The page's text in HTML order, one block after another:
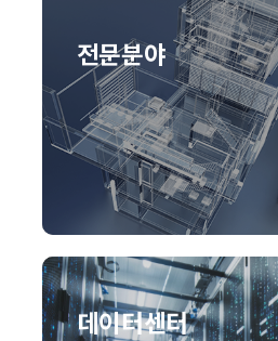
전문분야
데이터센터